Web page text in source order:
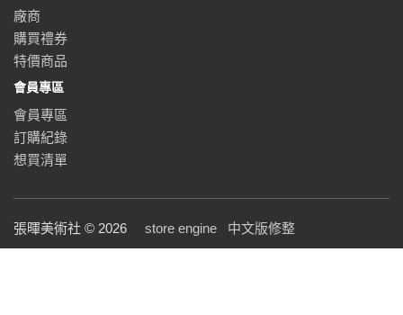
廠商
購買禮券
特價商品
會員專區
會員專區
訂購紀錄
想買清單
張暉美術社 © 2026 store engine 中文版修整